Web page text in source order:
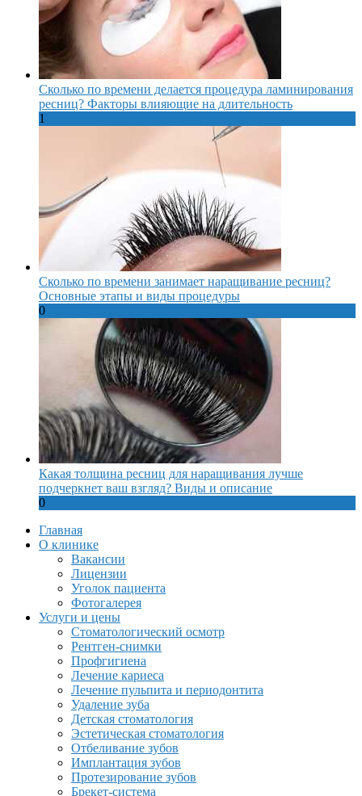
Сколько по времени делается процедура ламинирования
ресниц? Факторы влияющие на длительность
1
Сколько по времени занимает наращивание ресниц?
Основные этапы и виды процедуры
0
Какая толщина ресниц для наращивания лучше
подчеркнет ваш взгляд? Виды и описание
0
Главная
О клинике
Вакансии
Лицензии
Уголок пациента
Фотогалерея
Услуги и цены
Стоматологический осмотр
Рентген-снимки
Профгигиена
Лечение кариеса
Лечение пульпита и периодонтита
Удаление зуба
Детская стоматология
Эстетическая стоматология
Отбеливание зубов
Имплантация зубов
Протезирование зубов
Брекет-система